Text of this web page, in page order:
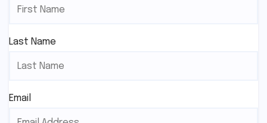
Last Name
Email